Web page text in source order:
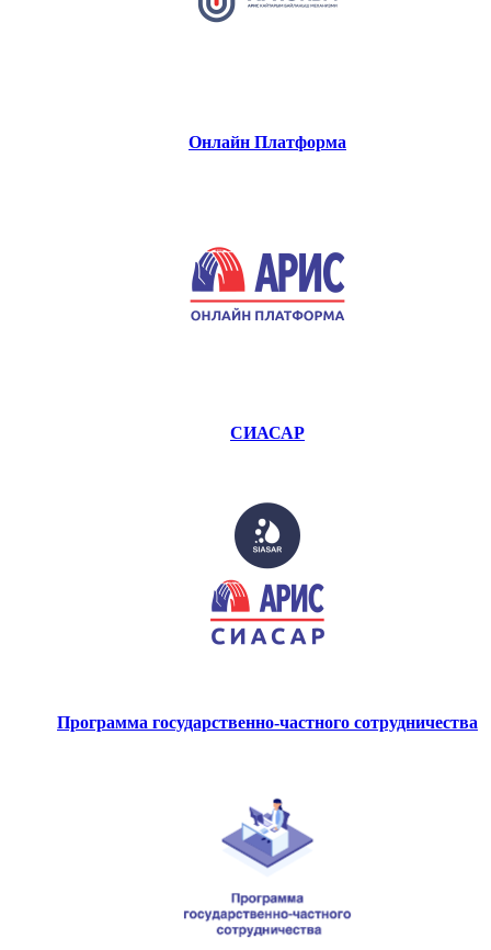
Онлайн Платформа
СИАСАР
Программа государственно-частного сотрудничества